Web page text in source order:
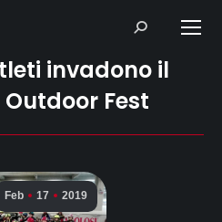
Search:
invadono il
Fest
Feb 17 2019